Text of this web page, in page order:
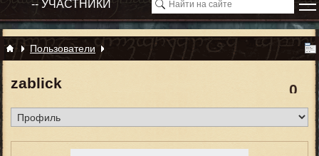
Пользователи
0
zablick